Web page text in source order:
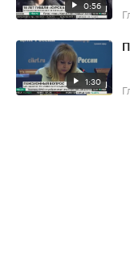
0:56
1:30